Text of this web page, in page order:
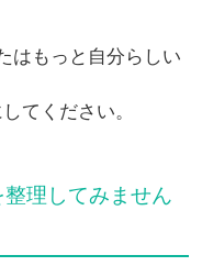
はもっと自分らしい
てください。
理してみません